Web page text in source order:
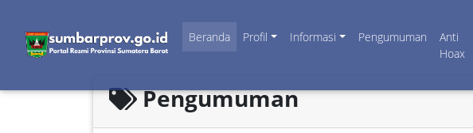
Beranda Profil Informasi Pengumuman
Anti
Hoax
Pengumuman